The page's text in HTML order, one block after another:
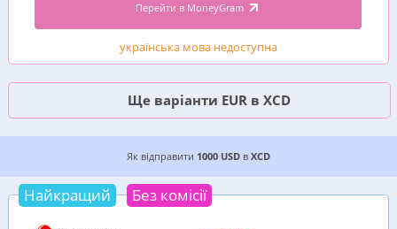
Перейти в MoneyGram
українська мова недоступна
Ще варіанти EUR в XCD
2 ДЕШЕВИХ ВАРІАНТИ, ДЕ ВИГІДНІШЕ
Як відправити 1000 USD в XCD
Найкращий Без комісії